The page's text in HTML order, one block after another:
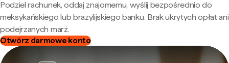
Podziel rachunek, oddaj znajomemu, wyślij bezpośrednio do
meksykańskiego lub brazylijskiego banku. Brak ukrytych opłat ani
podejrzanych marż.
Otwórz darmowe konto